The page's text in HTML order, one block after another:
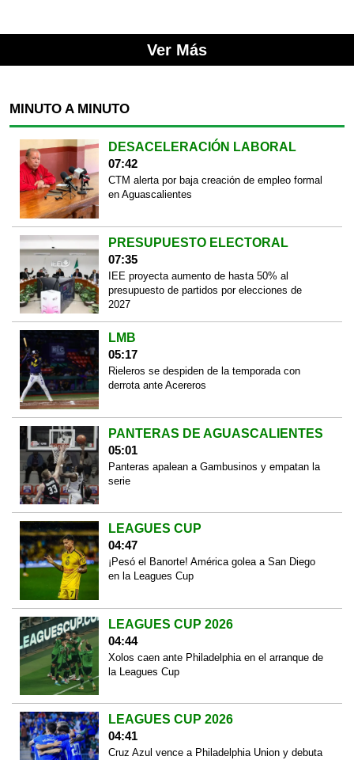
Ver Más
MINUTO A MINUTO
DESACELERACIÓN LABORAL
07:42
CTM alerta por baja creación de empleo formal
en Aguascalientes
PRESUPUESTO ELECTORAL
07:35
IEE proyecta aumento de hasta 50% al
presupuesto de partidos por elecciones de
2027
LMB
05:17
Rieleros se despiden de la temporada con
derrota ante Acereros
PANTERAS DE AGUASCALIENTES
05:01
Panteras apalean a Gambusinos y empatan la
serie
LEAGUES CUP
04:47
¡Pesó el Banorte! América golea a San Diego
en la Leagues Cup
LEAGUES CUP 2026
04:44
Xolos caen ante Philadelphia en el arranque de
la Leagues Cup
LEAGUES CUP 2026
04:41
Cruz Azul vence a Philadelphia Union y debuta